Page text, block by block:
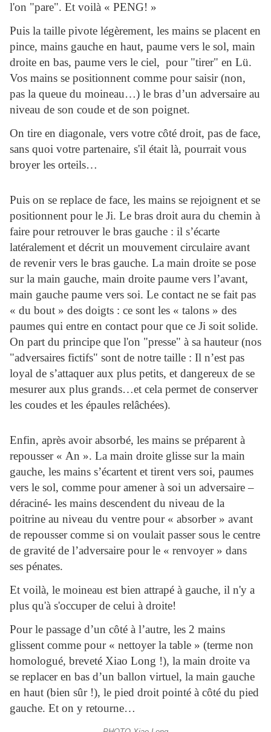
l'on "pare". Et voilà « PENG! »
Puis la taille pivote légèrement, les mains se placent en
pince, mains gauche en haut, paume vers le sol, main
droite en bas, paume vers le ciel, pour "tirer" en Lü.
Vos mains se positionnent comme pour saisir (non,
pas la queue du moineau…) le bras d’un adversaire au
niveau de son coude et de son poignet.
On tire en diagonale, vers votre côté droit, pas de face,
sans quoi votre partenaire, s'il était là, pourrait vous
broyer les orteils…
Puis on se replace de face, les mains se rejoignent et se
positionnent pour le Ji. Le bras droit aura du chemin à
faire pour retrouver le bras gauche : il s’écarte
latéralement et décrit un mouvement circulaire avant
de revenir vers le bras gauche. La main droite se pose
sur la main gauche, main droite paume vers l’avant,
main gauche paume vers soi. Le contact ne se fait pas
« du bout » des doigts : ce sont les « talons » des
paumes qui entre en contact pour que ce Ji soit solide.
On part du principe que l'on "presse" à sa hauteur (nos
"adversaires fictifs" sont de notre taille : Il n’est pas
loyal de s’attaquer aux plus petits, et dangereux de se
mesurer aux plus grands…et cela permet de conserver
les coudes et les épaules relâchées).
Enfin, après avoir absorbé, les mains se préparent à
repousser « An ». La main droite glisse sur la main
gauche, les mains s’écartent et tirent vers soi, paumes
vers le sol, comme pour amener à soi un adversaire –
déraciné- les mains descendent du niveau de la
poitrine au niveau du ventre pour « absorber » avant
de repousser comme si on voulait passer sous le centre
de gravité de l’adversaire pour le « renvoyer » dans
ses pénates.
Et voilà, le moineau est bien attrapé à gauche, il n'y a
plus qu'à s'occuper de celui à droite!
Pour le passage d’un côté à l’autre, les 2 mains
glissent comme pour « nettoyer la table » (terme non
homologué, breveté Xiao Long !), la main droite va
se replacer en bas d’un ballon virtuel, la main gauche
en haut (bien sûr !), le pied droit pointé à côté du pied
gauche. Et on y retourne…